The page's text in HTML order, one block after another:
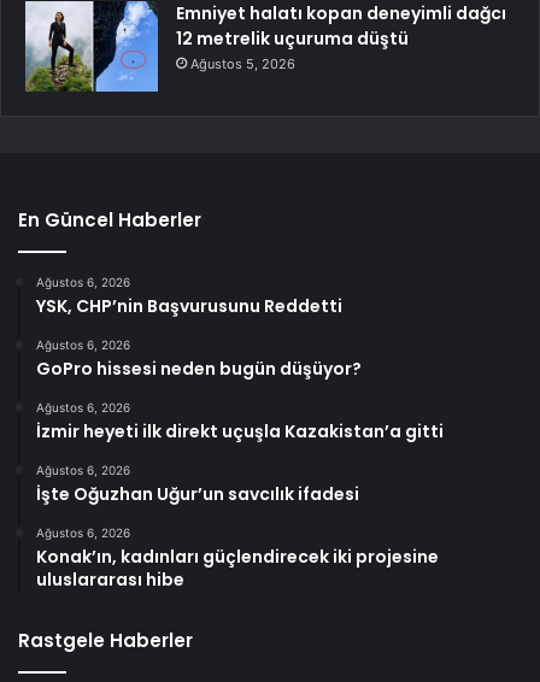
Emniyet halatı kopan deneyimli dağcı
12 metrelik uçuruma düştü
Ağustos 5, 2026
En Güncel Haberler
Ağustos 6, 2026
YSK, CHP’nin Başvurusunu Reddetti
Ağustos 6, 2026
GoPro hissesi neden bugün düşüyor?
Ağustos 6, 2026
İzmir heyeti ilk direkt uçuşla Kazakistan’a gitti
Ağustos 6, 2026
İşte Oğuzhan Uğur’un savcılık ifadesi
Ağustos 6, 2026
Konak’ın, kadınları güçlendirecek iki projesine
uluslararası hibe
Rastgele Haberler